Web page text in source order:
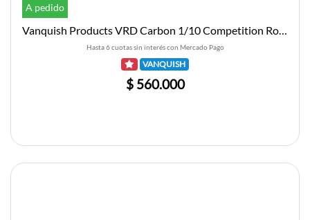
A pedido
Hasta 6 cuotas sin interés con Mercado Pago
VANQUISH
$ 560.000